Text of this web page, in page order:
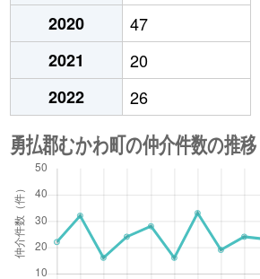
2020
47
2021
20
2022
26